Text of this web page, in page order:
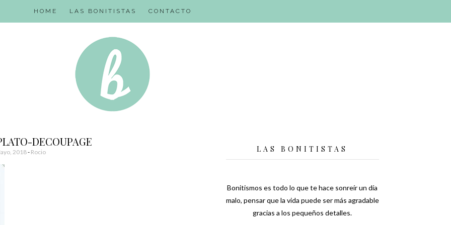
HOME LAS BONITISTAS CONTACTO
DECOUPAGE
2018- Rocio LAS BONITISTAS
Bonitismos es todo lo que te hace sonreír un día
malo, pensar que la vida puede ser más agradable
gracias a los pequeños detalles.